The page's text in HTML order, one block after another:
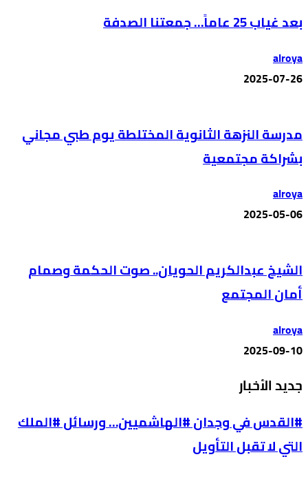
بعد غياب 25 عاماً… جمعتنا الصدفة
alroya
2025-07-26
مدرسة النزهة الثانوية المختلطة يوم طبي مجاني
بشراكة مجتمعية
alroya
2025-05-06
الشيخ عبدالكريم الحويان.. صوت الحكمة وصمام
أمان المجتمع
alroya
2025-09-10
جديد الأخبار
#القدس في وجدان #الهاشميين… ورسائل #الملك
التي لا تقبل التأويل